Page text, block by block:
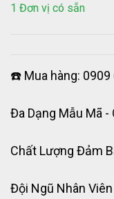
1 Đơn vị có sẵn
☎️ Mua hàng: 0909
Đa Dạng Mẫu Mã -
Chất Lượng Đảm
Đội Ngũ Nhân